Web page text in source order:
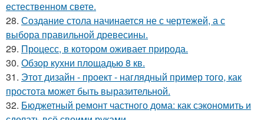
естественном свете.
28. Создание стола начинается не с чертежей, а с
выбора правильной древесины.
29. Процесс, в котором оживает природа.
30. Обзор кухни площадью 8 кв.
31. Этот дизайн - проект - наглядный пример того, как
простота может быть выразительной.
32. Бюджетный ремонт частного дома: как сэкономить и